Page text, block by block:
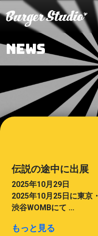
Skip to main content
NEWS
伝説の途中に出展
2025年10月29日
2025年10月25日に東京・
渋谷WOMBにて ...
もっと見る